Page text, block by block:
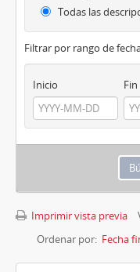
Todas las
Filtrar por rango de
Inicio Fin
Imprimir vista previa
Ordenar por: Fecha